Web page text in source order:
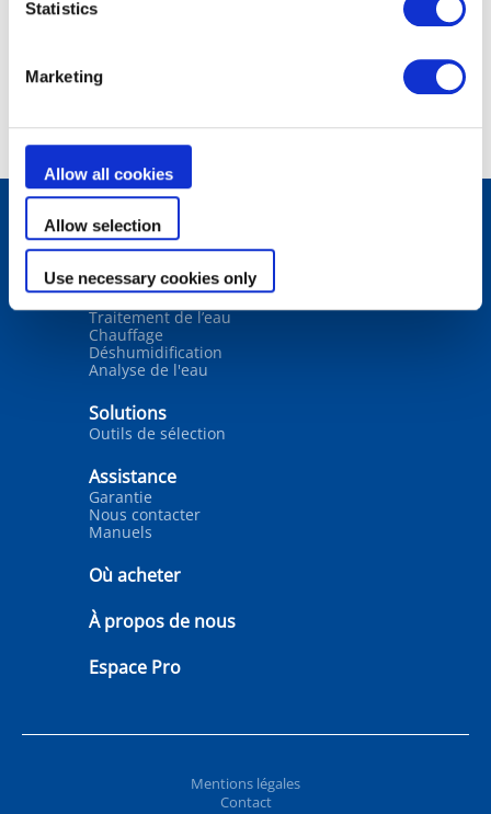
Statistics
Marketing
Allow all cookies
Allow selection
Use necessary cookies only
Agilité pleine puissance
Robots de piscine
Filtration
Traitement de l’eau
Chauffage
Déshumidification
Analyse de l'eau
Solutions
Outils de sélection
Assistance
Garantie
Nous contacter
Manuels
Où acheter
À propos de nous
Espace Pro
Mentions légales
Contact